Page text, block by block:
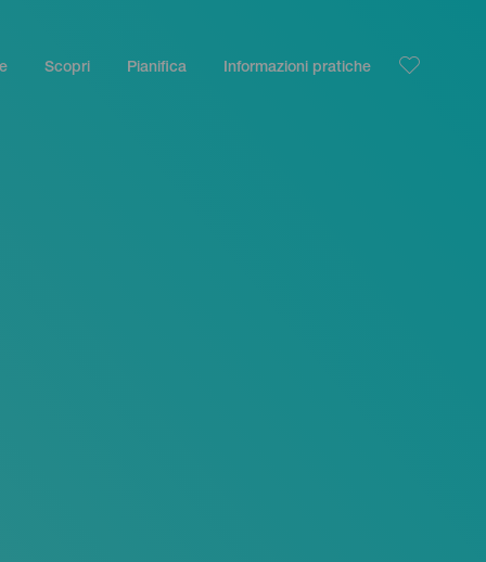
Scopri Pianifica Informazioni pratiche